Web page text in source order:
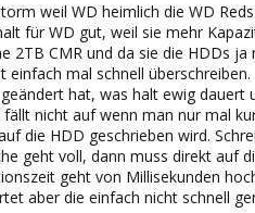
weil WD heimlich die WD
für WD gut, weil sie mehr
2TB CMR und da sie die HDDs
mal schnell
hat, was halt ewig
nicht auf wenn man nur mal
die HDD geschrieben wird.
geht voll, dann muss direkt auf
geht von Millisekunden
aber die einfach nicht schnell